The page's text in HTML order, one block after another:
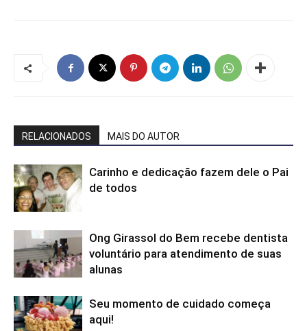
RELACIONADOS MAIS DO AUTOR
Carinho e dedicação fazem dele o Pai
de todos
Ong Girassol do Bem recebe dentista
voluntário para atendimento de suas
alunas
Seu momento de cuidado começa
aqui!